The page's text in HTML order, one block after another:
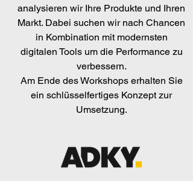
analysieren wir Ihre Produkte und Ihren
Markt. Dabei suchen wir nach Chancen
in Kombination mit modernsten
digitalen Tools um die Performance zu
verbessern.
Am Ende des Workshops erhalten Sie
ein schlüsselfertiges Konzept zur
Umsetzung.